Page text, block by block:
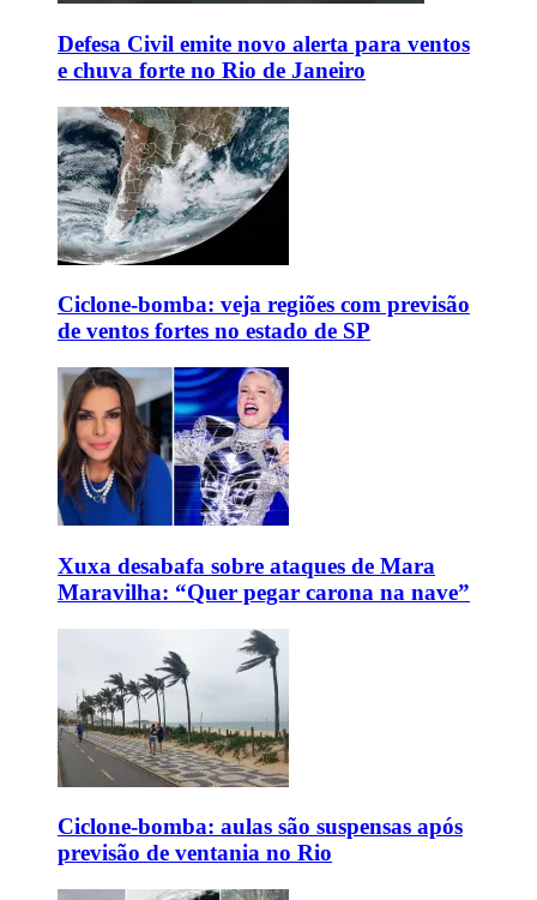
Defesa Civil emite novo alerta para ventos
e chuva forte no Rio de Janeiro
Ciclone-bomba: veja regiões com previsão
de ventos fortes no estado de SP
Xuxa desabafa sobre ataques de Mara
Maravilha: “Quer pegar carona na nave”
Ciclone-bomba: aulas são suspensas após
previsão de ventania no Rio